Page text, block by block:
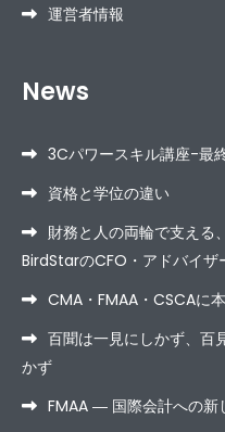
運営者情報
News
3Cパワースキル講座-最
資格と学位の違い
財務と人の両輪で支え
BirdStarのCFO・アドバイザ
CMA・FMAA・CSCAに
百聞は一見にしかず、百
かず
FMAA ― 国際会計への新